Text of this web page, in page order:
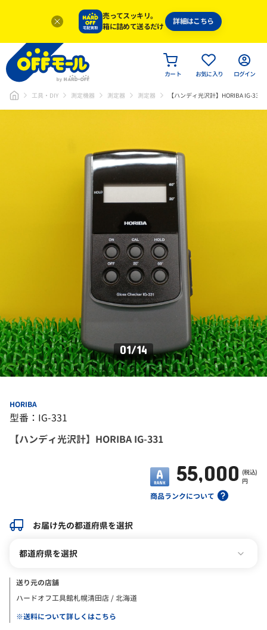
売ってスッキリ。
箱に詰めて送るだけ
詳細はこちら
カート お気に入り ログイン
工具・DIY 測定機器 測定器 測定器 【ハンディ光沢計】HORIBA IG-331
01/14
HORIBA
型番：IG-331
【ハンディ光沢計】HORIBA IG-331
商品ランクについて
55,000 (税込)
円
お届け先の都道府県を選択
都道府県を選択
送り元の店舗
ハードオフ工具館札幌清田店 / 北海道
※送料について詳しくはこちら